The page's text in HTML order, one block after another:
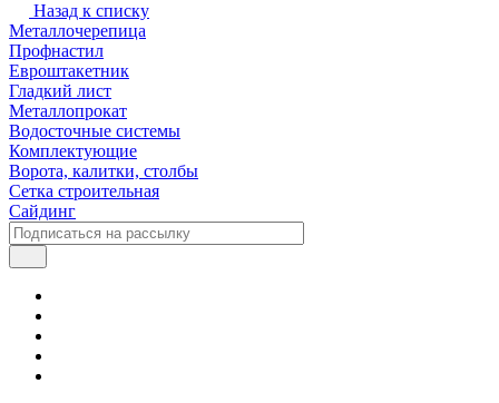
Назад к списку
Металлочерепица
Профнастил
Евроштакетник
Гладкий лист
Металлопрокат
Водосточные системы
Комплектующие
Ворота, калитки, столбы
Сетка строительная
Сайдинг